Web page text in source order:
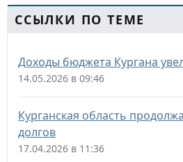
ССЫЛКИ ПО ТЕМЕ
Доходы бюджета Кургана
14.05.2026 в 09:46
Курганская область
долгов
17.04.2026 в 11:36